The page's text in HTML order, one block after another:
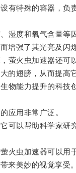
特殊的容器，负
度和氧气含量等
增强了其光亮及闪
火虫加速器还可
的翅膀，从而提高
能力提升的科技
用非常广泛。
以帮助科学家研
虫加速器可以用
来美妙的视觉享受。